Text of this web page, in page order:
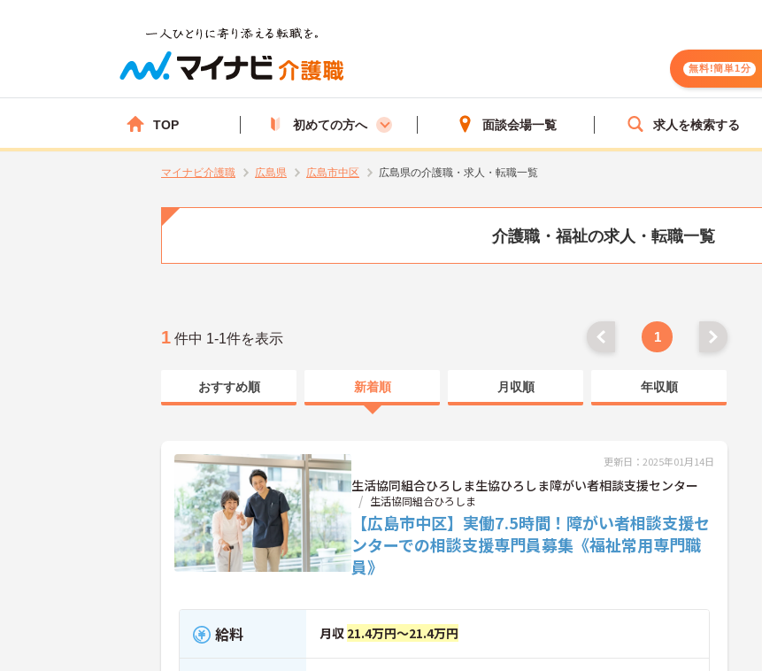
無料!簡単1分
TOP 初めての方へ 面談会場一覧 求人を検索する
マイナビ介護職 広島県 広島市中区 広島県の介護職・求人・転職一覧
介護職・福祉の求人・転職一覧
1 件中 1-1件を表示 1
おすすめ順 新着順 月収順 年収順
更新日：2025年01月14日
生活協同組合ひろしま生協ひろしま障がい者相談支援センター
生活協同組合ひろしま
【広島市中区】実働7.5時間！障がい者相談支援セ
ンターでの相談支援専門員募集《福祉常用専門職
員》
給料 月収 21.4万円～21.4万円